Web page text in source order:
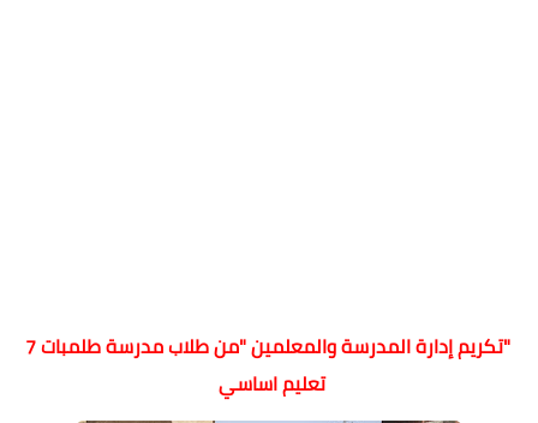
"تكريم إدارة المدرسة والمعلمين "من طلاب مدرسة طلمبات 7
تعليم اساسي